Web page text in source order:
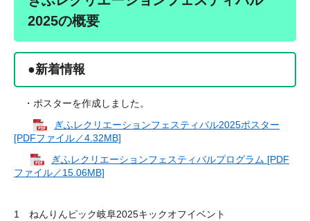
2025の概要
●新着情報
・ポスターを作成しました。
ぎふレクリエーションフェスティバル2025ポスター
[PDFファイル／4.32MB]
ぎふレクリエーションフェスティバルプログラム [PDF
ファイル／15.06MB]
1 ねんりんピック岐阜2025キックオフイベント